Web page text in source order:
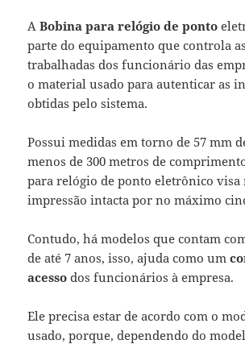
A Bobina para relógio de ponto
parte do equipamento que controla
trabalhadas dos funcionário das
o material usado para autenticar as
obtidas pelo sistema.
Possui medidas em torno de 57 mm
menos de 300 metros de
para relógio de ponto eletrônico visa
impressão intacta por no máximo
Contudo, há modelos que contam
de até 7 anos, isso, ajuda como um
acesso dos funcionários à empresa.
Ele precisa estar de acordo com o
usado, porque, dependendo do